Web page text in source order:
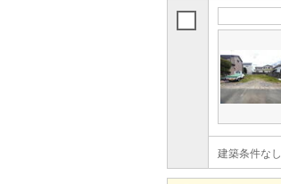
建築条件なし